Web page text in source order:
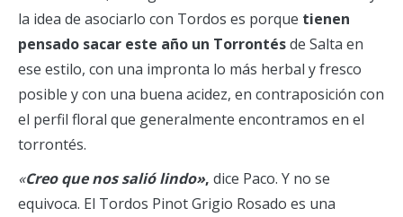
la idea de asociarlo con Tordos es porque tienen
pensado sacar este año un Torrontésde Salta en
ese estilo, con una impronta lo más herbal y fresco
posible y con una buena acidez, en contraposición con
el perfil floral que generalmente encontramos en el
torrontés.
«Creo que nos salió lindo», dice Paco. Y no se
equivoca. El Tordos Pinot Grigio Rosado es una